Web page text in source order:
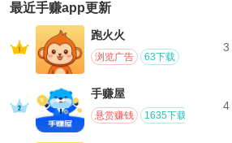
最近手赚app更新
跑火火
浏览广告 63下载
手赚屋
悬赏赚钱 1635下载
3
4